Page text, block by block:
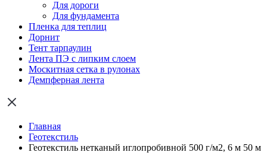
Для дороги
Для фундамента
Пленка для теплиц
Дорнит
Тент тарпаулин
Лента ПЭ с липким слоем
Москитная сетка в рулонах
Демпферная лента
Главная
Геотекстиль
Геотекстиль нетканый иглопробивной 500 г/м2, 6 м 50 м